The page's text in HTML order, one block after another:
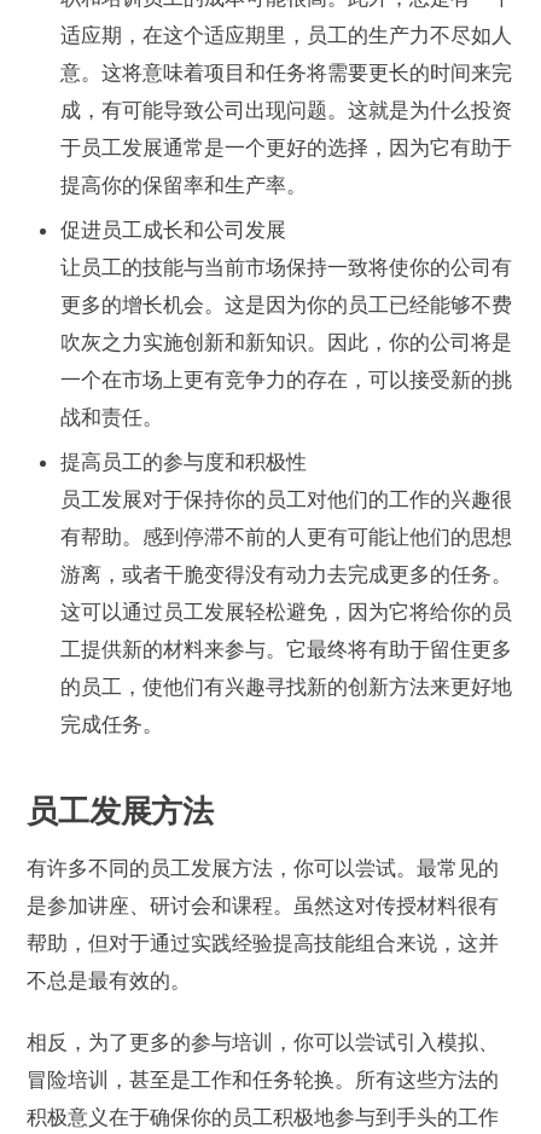
适应期，在这个适应期里，员工的生产力不尽如人
意。这将意味着项目和任务将需要更长的时间来完
成，有可能导致公司出现问题。这就是为什么投资
于员工发展通常是一个更好的选择，因为它有助于
提高你的保留率和生产率。
促进员工成长和公司发展
让员工的技能与当前市场保持一致将使你的公司有
更多的增长机会。这是因为你的员工已经能够不费
吹灰之力实施创新和新知识。因此，你的公司将是
一个在市场上更有竞争力的存在，可以接受新的挑
战和责任。
提高员工的参与度和积极性
员工发展对于保持你的员工对他们的工作的兴趣很
有帮助。感到停滞不前的人更有可能让他们的思想
游离，或者干脆变得没有动力去完成更多的任务。
这可以通过员工发展轻松避免，因为它将给你的员
工提供新的材料来参与。它最终将有助于留住更多
的员工，使他们有兴趣寻找新的创新方法来更好地
完成任务。
员工发展方法
有许多不同的员工发展方法，你可以尝试。最常见的
是参加讲座、研讨会和课程。虽然这对传授材料很有
帮助，但对于通过实践经验提高技能组合来说，这并
不总是最有效的。
相反，为了更多的参与培训，你可以尝试引入模拟、
冒险培训，甚至是工作和任务轮换。所有这些方法的
积极意义在于确保你的员工积极地参与到手头的工作